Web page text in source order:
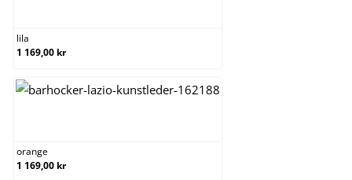
lila
1 169,00 kr
orange
1 169,00 kr